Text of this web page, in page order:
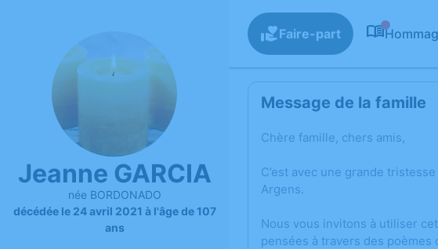
Jeanne GARCIA
née BORDONADO
décédée le 24 avril 2021 à l'âge de 107
ans
Faire-part
Message de la famille
Chère famille, chers amis,
C’est avec une grande
Argens.
Nous vous invitons à utiliser
pensées à travers des